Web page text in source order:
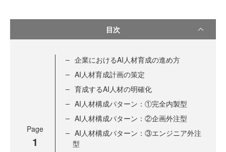
目次
Page
1
企業におけるAI人材育成の進め方
AI人材育成計画の策定
育成するAI人材の明確化
AI人材構成パターン：①完全内製型
AI人材構成パターン：②企画外注型
AI人材構成パターン：③エンジニア外注
型